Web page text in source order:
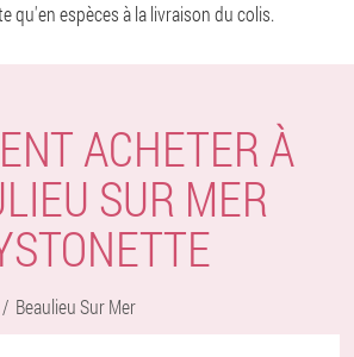
qu'en espèces à la livraison du colis.
ACHETER À
SUR MER
Beaulieu Sur Mer